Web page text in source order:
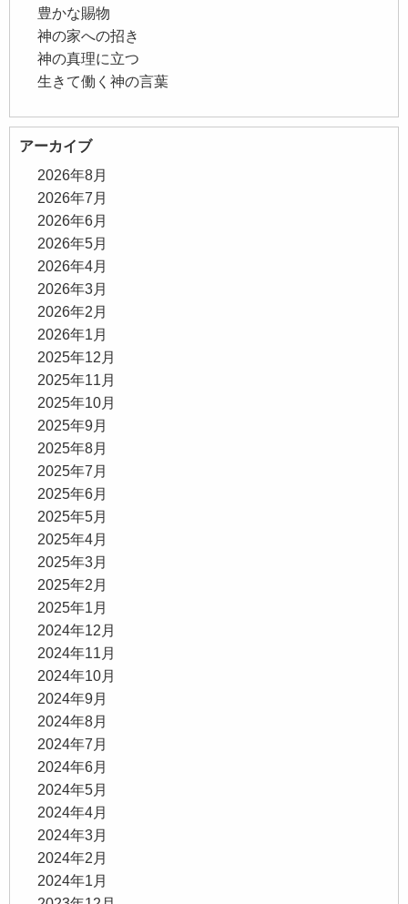
豊かな賜物
神の家への招き
神の真理に立つ
生きて働く神の言葉
アーカイブ
2026年8月
2026年7月
2026年6月
2026年5月
2026年4月
2026年3月
2026年2月
2026年1月
2025年12月
2025年11月
2025年10月
2025年9月
2025年8月
2025年7月
2025年6月
2025年5月
2025年4月
2025年3月
2025年2月
2025年1月
2024年12月
2024年11月
2024年10月
2024年9月
2024年8月
2024年7月
2024年6月
2024年5月
2024年4月
2024年3月
2024年2月
2024年1月